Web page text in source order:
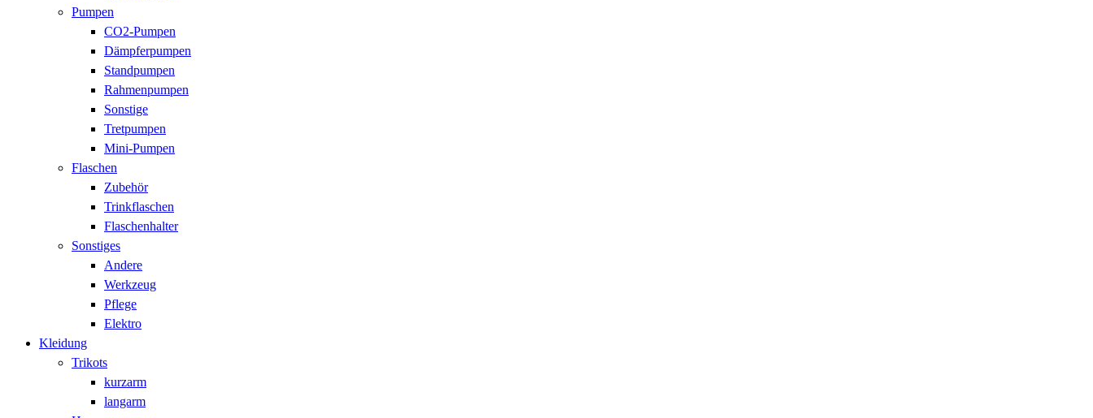
Pumpen
CO2-Pumpen
Dämpferpumpen
Standpumpen
Rahmenpumpen
Sonstige
Tretpumpen
Mini-Pumpen
Flaschen
Zubehör
Trinkflaschen
Flaschenhalter
Sonstiges
Andere
Werkzeug
Pflege
Elektro
Kleidung
Trikots
kurzarm
langarm